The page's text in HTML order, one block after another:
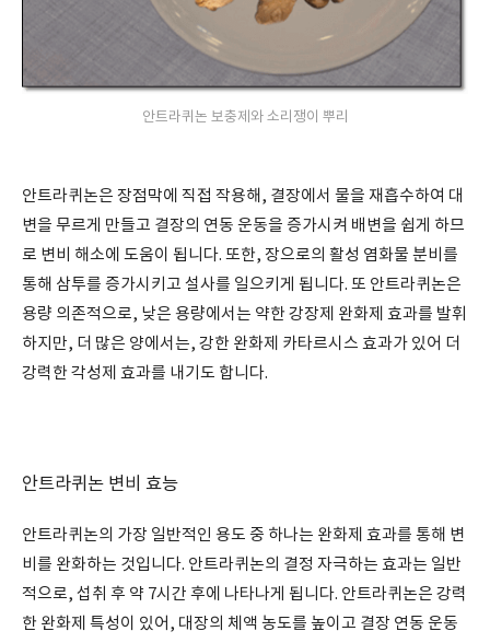
안트라퀴논 보충제와 소리쟁이 뿌리
안트라퀴논은 장점막에 직접 작용해, 결장에서 물을 재흡수하여 대
변을 무르게 만들고 결장의 연동 운동을 증가시켜 배변을 쉽게 하므
로 변비 해소에 도움이 됩니다. 또한, 장으로의 활성 염화물 분비를
통해 삼투를 증가시키고 설사를 일으키게 됩니다. 또 안트라퀴논은
용량 의존적으로, 낮은 용량에서는 약한 강장제 완화제 효과를 발휘
하지만, 더 많은 양에서는, 강한 완화제 카타르시스 효과가 있어 더
강력한 각성제 효과를 내기도 합니다.
안트라퀴논 변비 효능
안트라퀴논의 가장 일반적인 용도 중 하나는 완화제 효과를 통해 변
비를 완화하는 것입니다. 안트라퀴논의 결정 자극하는 효과는 일반
적으로, 섭취 후 약 7시간 후에 나타나게 됩니다. 안트라퀴논은 강력
한 완화제 특성이 있어, 대장의 체액 농도를 높이고 결장 연동 운동